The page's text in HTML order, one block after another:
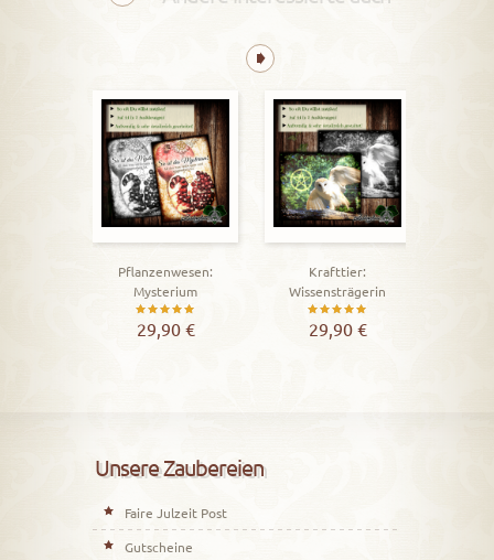
Pflanzenwesen:
Mysterium
Bewertet
29,90 €
Krafttier:
Wissensträgerin
Bewertet
29,90 €
Unsere Zaubereien
Faire Julzeit Post
Gutscheine